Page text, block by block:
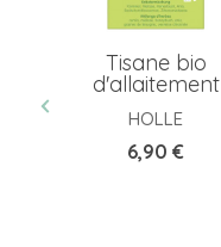
Tisane bio
d'allaitement
HOLLE
Prix
6,90 €